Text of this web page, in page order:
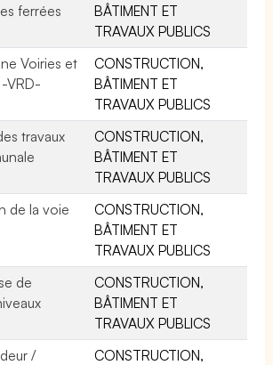
ferrées
BÂTIMENT ET
TRAVAUX PUBLICS
Voiries et
VRD-
CONSTRUCTION,
BÂTIMENT ET
TRAVAUX PUBLICS
travaux
CONSTRUCTION,
BÂTIMENT ET
TRAVAUX PUBLICS
de la voie
CONSTRUCTION,
BÂTIMENT ET
TRAVAUX PUBLICS
de
CONSTRUCTION,
BÂTIMENT ET
TRAVAUX PUBLICS
/
CONSTRUCTION,